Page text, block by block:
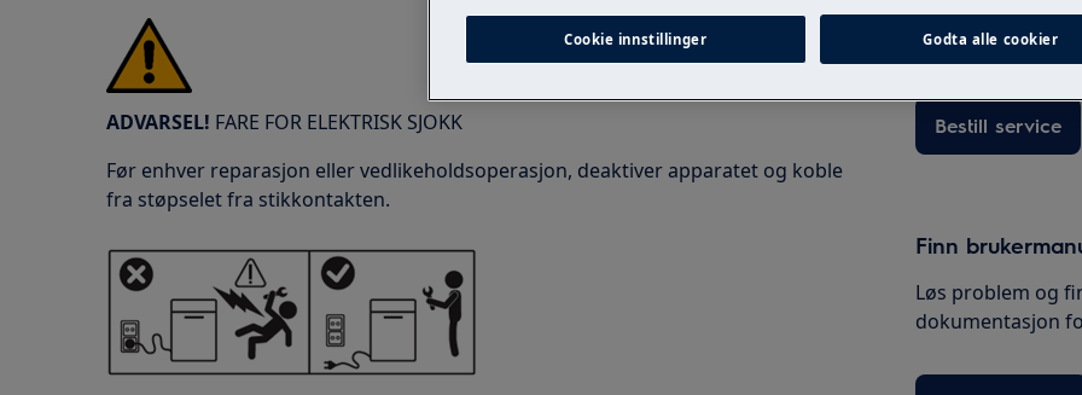
ADVARSEL! FARE FOR ELEKTRISK SJOKK
Før enhver reparasjon eller vedlikeholdsoperasjon, deaktiver apparatet og koble
fra støpselet fra stikkontakten.
Electrolux
til et pris,
Bestill service
Finn
Løs problem og
dokumentasjon
Cookie innstillinger Godta alle cookier